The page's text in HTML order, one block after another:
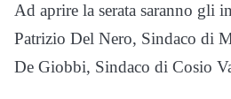
Ad aprire la serata saranno gli
Patrizio Del Nero, Sindaco di
De Giobbi, Sindaco di Cosio